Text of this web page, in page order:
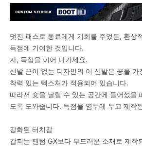
멋진 패스로 동료에게 기회를 주었든, 환상
득점에 기여한 것입니다.
자, 득점을 이어 나가세요.
신발 끈이 없는 디자인의 이 신발은 공을 가
착력 있는 텍스처가 적용되어 있습니다.
따라서 슛을 날릴 수 있는 공간에 들어섰을
도록 도와줍니다. 득점을 염두에 두고 제작
강화된 터치감
갑피는 팬텀 GX보다 부드러운 소재로 제작